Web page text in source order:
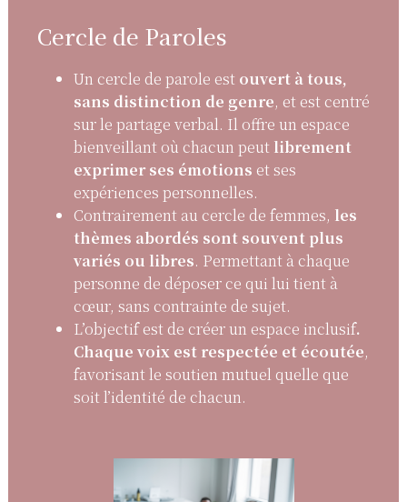
Cercle de Paroles
Un cercle de parole est ouvert à tous,
sans distinction de genre, et est centré
sur le partage verbal. Il offre un espace
bienveillant où chacun peut librement
exprimer ses émotions et ses
expériences personnelles.
Contrairement au cercle de femmes, les
thèmes abordés sont souvent plus
variés ou libres. Permettant à chaque
personne de déposer ce qui lui tient à
cœur, sans contrainte de sujet.
L’objectif est de créer un espace inclusif.
Chaque voix est respectée et écoutée,
favorisant le soutien mutuel quelle que
soit l’identité de chacun.